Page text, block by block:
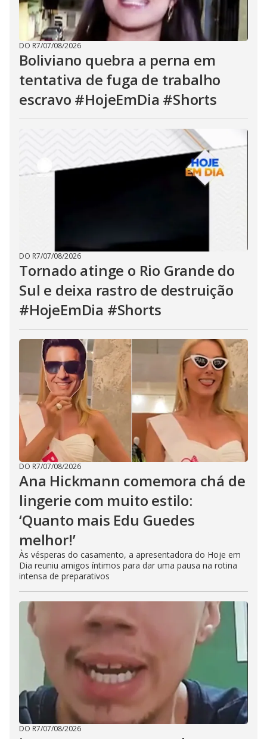
DO R7/07/08/2026
Boliviano quebra a perna em
tentativa de fuga de trabalho
escravo #HojeEmDia #Shorts
DO R7/07/08/2026
Tornado atinge o Rio Grande do
Sul e deixa rastro de destruição
#HojeEmDia #Shorts
DO R7/07/08/2026
Ana Hickmann comemora chá de
lingerie com muito estilo:
‘Quanto mais Edu Guedes
melhor!’
Às vésperas do casamento, a apresentadora do Hoje em
Dia reuniu amigos íntimos para dar uma pausa na rotina
intensa de preparativos
DO R7/07/08/2026